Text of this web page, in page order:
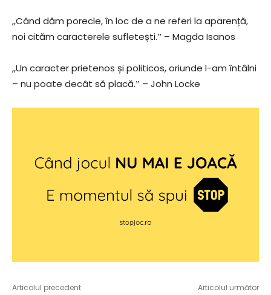
,,Când dăm porecle, în loc de a ne referi la aparență,
noi cităm caracterele sufletești.ˮ – Magda Isanos
,,Un caracter prietenos și politicos, oriunde l-am întâlni
– nu poate decât să placă.ˮ – John Locke
Articolul precedent Articolul următor